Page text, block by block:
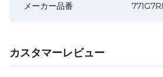
メーカー品番
カスタマーレビュー